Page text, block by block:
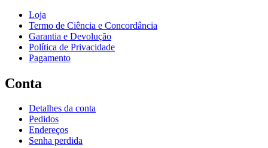
Loja
Termo de Ciência e Concordância
Garantia e Devolução
Política de Privacidade
Pagamento
Conta
Detalhes da conta
Pedidos
Endereços
Senha perdida